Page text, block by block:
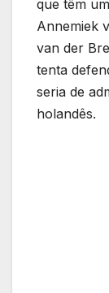
que têm
Annemiek
van der
tenta
seria de
holandês.